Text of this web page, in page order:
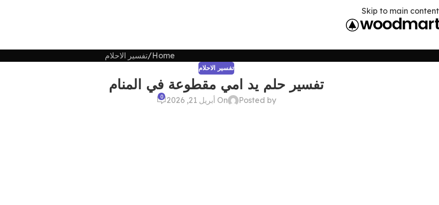
Skip to main content
Home تفسير الاحلام
تفسير الاحلام
تفسير حلم يد امي مقطوعة في المنام
Posted by On أبريل 21, 2026 0